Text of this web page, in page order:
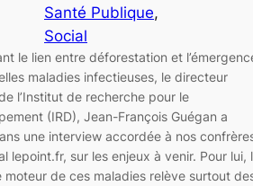
Santé Publique
Social
le lien entre déforestation et
maladies infectieuses, le directeur
l’Institut de recherche pour le
(IRD), Jean-François Guégan a
une interview accordée à nos
lepoint.fr, sur les enjeux à venir. Pour lui,
moteur de ces maladies relève surtout